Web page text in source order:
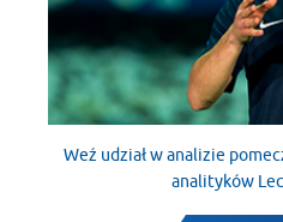
Weź udział w analizie
analityków